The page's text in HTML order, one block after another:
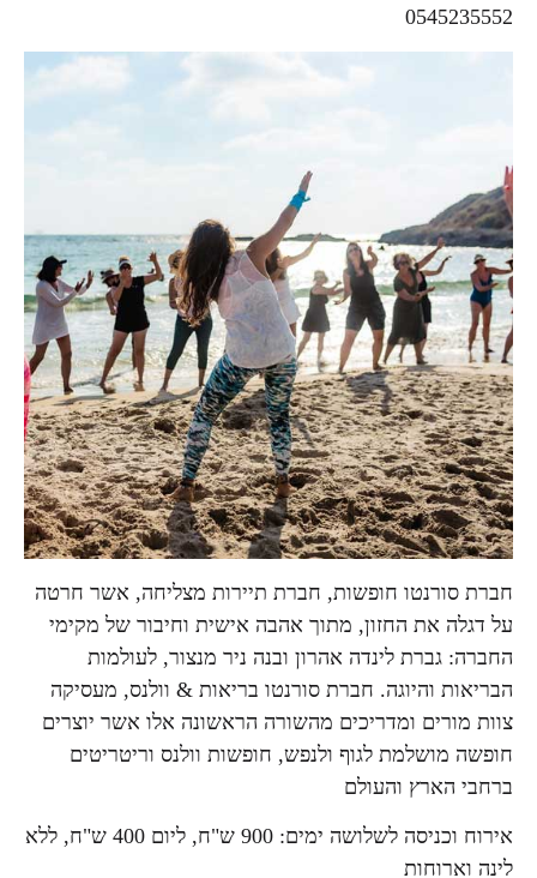
0545235552
חברת סורנטו חופשות, חברת תיירות מצליחה, אשר חרטה
על דגלה את החזון, מתוך אהבה אישית וחיבור של מקימי
החברה: גברת לינדה אהרון ובנה ניר מנצור, לעולמות
הבריאות והיוגה. חברת סורנטו בריאות & וולנס, מעסיקה
צוות מורים ומדריכים מהשורה הראשונה אלו אשר יוצרים
חופשה מושלמת לגוף ולנפש, חופשות וולנס וריטריטים
ברחבי הארץ והעולם
אירוח וכניסה לשלושה ימים: 900 ש"ח, ליום 400 ש"ח, ללא
לינה וארוחות